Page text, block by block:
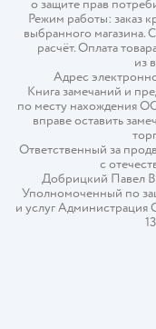
о защите прав
Режим работы: заказ
выбранного магазина.
расчёт. Оплата
из
Адрес
Книга замечаний и
по месту нахождения
вправе оставить
Ответственный за
с
Добрицкий Павел
Уполномоченный по
и услуг Администрация